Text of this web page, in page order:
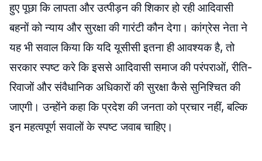
हुए पूछा कि लापता और उत्पीड़न की शिकार हो रही आदिवासी
बहनों को न्याय और सुरक्षा की गारंटी कौन देगा। कांग्रेस नेता ने
यह भी सवाल किया कि यदि यूसीसी इतना ही आवश्यक है, तो
सरकार स्पष्ट करे कि इससे आदिवासी समाज की परंपराओं, रीति-
रिवाजों और संवैधानिक अधिकारों की सुरक्षा कैसे सुनिश्चित की
जाएगी। उन्होंने कहा कि प्रदेश की जनता को प्रचार नहीं, बल्कि
इन महत्वपूर्ण सवालों के स्पष्ट जवाब चाहिए।